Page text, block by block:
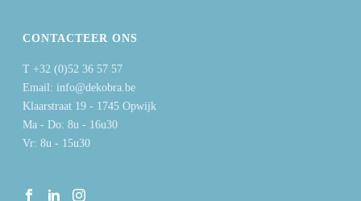
CONTACTEER ONS
T +32 (0)52 36 57 57
Email: info@dekobra.be
Klaarstraat 19 - 1745 Opwijk
Ma - Do: 8u - 16u30
Vr: 8u - 15u30